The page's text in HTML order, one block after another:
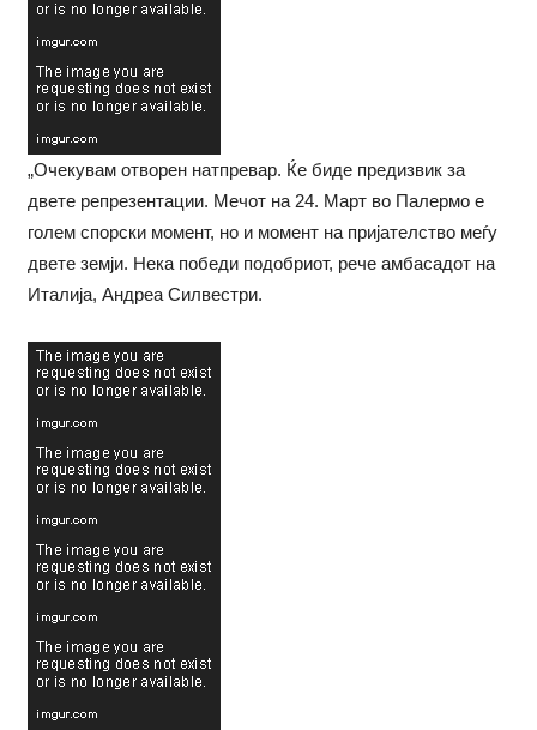
„Очекувам отворен натпревар. Ќе биде предизвик за
двете репрезентации. Мечот на 24. Март во Палермо е
голем спорски момент, но и момент на пријателство меѓу
двете земји. Нека победи подобриот, рече амбасадот на
Италија, Андреа Силвестри.